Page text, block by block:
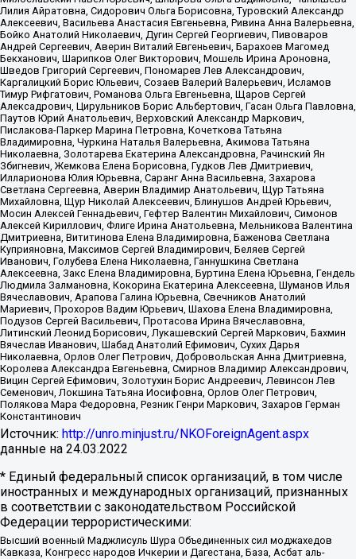
Лилия Айратовна, Сидорович Ольга Борисовна, Туровский Александр
Алексеевич, Васильева Анастасия Евгеньевна, Ривина Анна Валерьевна,
Бойко Анатолий Николаевич, Дугин Сергей Георгиевич, Пивоваров
Андрей Сергеевич, Аверин Виталий Евгеньевич, Барахоев Магомед
Бекханович, Шарипков Олег Викторович, Мошель Ирина Ароновна,
Шведов Григорий Сергеевич, Пономарев Лев Александрович,
Каргалицкий Борис Юльевич, Созаев Валерий Валерьевич, Исламов
Тимур Рифгатович, Романова Ольга Евгеньевна, Щаров Сергей
Алексадрович, Цирульников Борис Альбертович, Гасан Ольга Павловна,
Паутов Юрий Анатольевич, Верховский Александр Маркович,
Пислакова-Паркер Марина Петровна, Кочеткова Татьяна
Владимировна, Чуркина Наталья Валерьевна, Акимова Татьяна
Николаевна, Золотарева Екатерина Александровна, Рачинский Ян
Збигневич, Жемкова Елена Борисовна, Гудков Лев Дмитриевич,
Илларионова Юлия Юрьевна, Саранг Анна Васильевна, Захарова
Светлана Сергеевна, Аверин Владимир Анатольевич, Щур Татьяна
Михайловна, Щур Николай Алексеевич, Блинушов Андрей Юрьевич,
Мосин Алексей Геннадьевич, Гефтер Валентин Михайлович, Симонов
Алексей Кириллович, Флиге Ирина Анатольевна, Мельникова Валентина
Дмитриевна, Вититинова Елена Владимировна, Баженова Светлана
Куприяновна, Максимов Сергей Владимирович, Беляев Сергей
Иванович, Голубева Елена Николаевна, Ганнушкина Светлана
Алексеевна, Закс Елена Владимировна, Буртина Елена Юрьевна, Гендель
Людмила Залмановна, Кокорина Екатерина Алексеевна, Шуманов Илья
Вячеславович, Арапова Галина Юрьевна, Свечников Анатолий
Мариевич, Прохоров Вадим Юрьевич, Шахова Елена Владимировна,
Подузов Сергей Васильевич, Протасова Ирина Вячеславовна,
Литинский Леонид Борисович, Лукашевский Сергей Маркович, Бахмин
Вячеслав Иванович, Шабад Анатолий Ефимович, Сухих Дарья
Николаевна, Орлов Олег Петрович, Добровольская Анна Дмитриевна,
Королева Александра Евгеньевна, Смирнов Владимир Александрович,
Вицин Сергей Ефимович, Золотухин Борис Андреевич, Левинсон Лев
Семенович, Локшина Татьяна Иосифовна, Орлов Олег Петрович,
Полякова Мара Федоровна, Резник Генри Маркович, Захаров Герман
Константинович
Источник: http://unro.minjust.ru/NKOForeignAgent.aspx
данные на 24.03.2022
* Единый федеральный список организаций, в том числе
иностранных и международных организаций, признанных
в соответствии с законодательством Российской
Федерации террористическими:
Высший военный Маджлисуль Шура Объединенных сил моджахедов
Кавказа, Конгресс народов Ичкерии и Дагестана, База, Асбат аль-